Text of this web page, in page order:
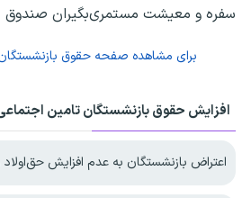
سفره و معیشت مستمری‌بگیران صندوق
برای مشاهده صفحه حقوق
افزایش حقوق بازنشستگان تامین
اعتراض بازنشستگان به عدم افزایش حق‌اولاد و